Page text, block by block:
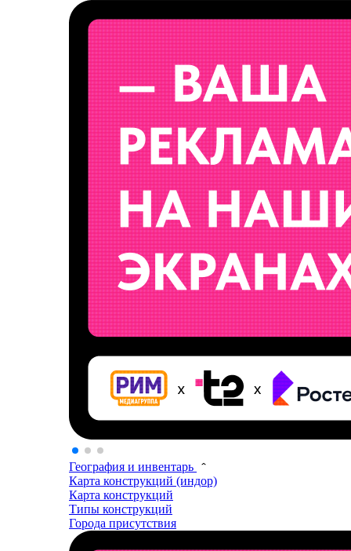
География и инвентарь
Карта конструкций (индор)
Карта конструкций
Типы конструкций
Города присутствия